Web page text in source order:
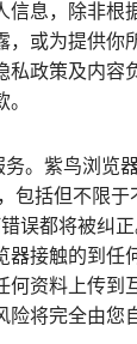
息，除非
或为提供你
政策及内容
。紫鸟浏
包括但不限
误都将被纠
接触的到任
资料上传
将完全由